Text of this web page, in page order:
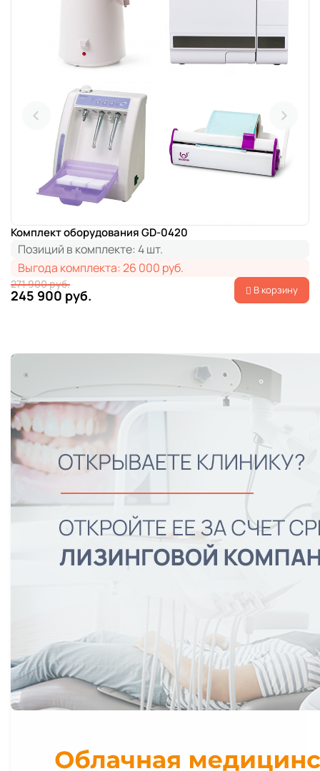
Комплект оборудования GD-0420
Позиций в комплекте: 4 шт.
Выгода комплекта:26 000 руб.
245 900 руб.
271 900 руб. В корзину